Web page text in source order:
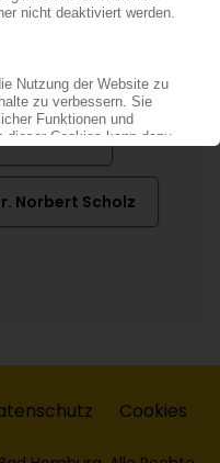
Polte
Norbert Scholz
Cookies